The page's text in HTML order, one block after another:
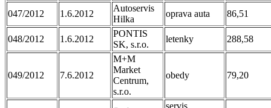
047/2012
1.6.2012
Autoservis
Hilka
oprava auta 86,51
048/2012 1.6.2012
PONTIS
SK, s.r.o.
letenky 288,58
049/2012 7.6.2012
M+M
Market
Centrum,
s.r.o.
obedy 79,20